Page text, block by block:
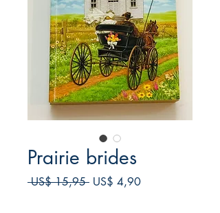
Prairie brides
US$ 15,95 Preço
US$ 4,90Preço